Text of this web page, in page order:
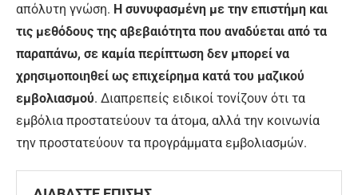
απόλυτη γνώση. Η συνυφασμένη με την επιστήμη και
τις μεθόδους της αβεβαιότητα που αναδύεται από τα
παραπάνω, σε καμία περίπτωση δεν μπορεί να
χρησιμοποιηθεί ως επιχείρημα κατά του μαζικού
εμβολιασμού. Διαπρεπείς ειδικοί τονίζουν ότι τα
εμβόλια προστατεύουν τα άτομα, αλλά την κοινωνία
την προστατεύουν τα προγράμματα εμβολιασμών.